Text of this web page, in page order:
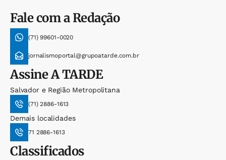
Fale com a Redação
(71) 99601-0020
jornalismoportal@grupoatarde.com.br
AssineA TARDE
Salvador e Região Metropolitana
(71) 2886-1613
Demais localidades
71 2886-1613
Classificados